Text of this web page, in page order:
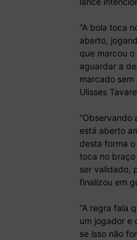
“A bola toca
aberto,
que marcou
aguardar a
marcado sem
Ulisses
“Observando
está aberto
desta forma
toca no
ser validado,
finalizou em
“A regra fala
um jogador e
se isso não